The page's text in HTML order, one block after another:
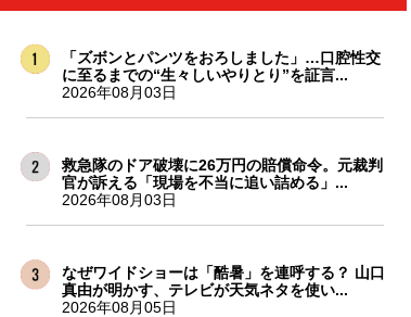
「ズボンとパンツをおろしました」…口腔性交
に至るまでの“生々しいやりとり”を証言...
2026年08月03日
救急隊のドア破壊に26万円の賠償命令。元裁判
官が訴える「現場を不当に追い詰める」...
2026年08月03日
なぜワイドショーは「酷暑」を連呼する？ 山口
真由が明かす、テレビが天気ネタを使い...
2026年08月05日